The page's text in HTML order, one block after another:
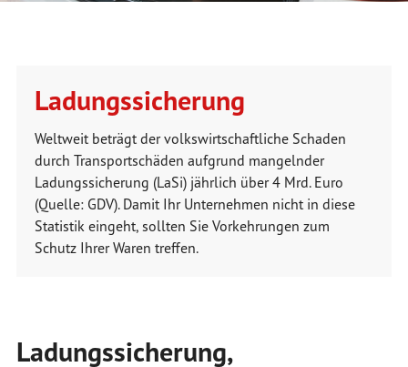
Ladungssicherung
Weltweit beträgt der volkswirtschaftliche Schaden
durch Transportschäden aufgrund mangelnder
Ladungssicherung (LaSi) jährlich über 4 Mrd. Euro
(Quelle: GDV). Damit Ihr Unternehmen nicht in diese
Statistik eingeht, sollten Sie Vorkehrungen zum
Schutz Ihrer Waren treffen.
Ladungssicherung,